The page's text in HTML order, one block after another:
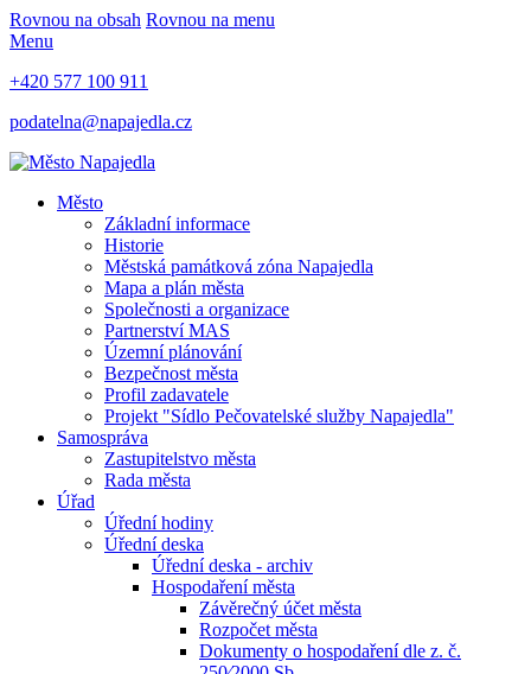
Rovnou na obsah Rovnou na menu
Menu
+420 577 100 911
podatelna@napajedla.cz
Město
Základní informace
Historie
Městská památková zóna Napajedla
Mapa a plán města
Společnosti a organizace
Partnerství MAS
Územní plánování
Bezpečnost města
Profil zadavatele
Projekt "Sídlo Pečovatelské služby Napajedla"
Samospráva
Zastupitelstvo města
Rada města
Úřad
Úřední hodiny
Úřední deska
Úřední deska - archiv
Hospodaření města
Závěrečný účet města
Rozpočet města
Dokumenty o hospodaření dle z. č.